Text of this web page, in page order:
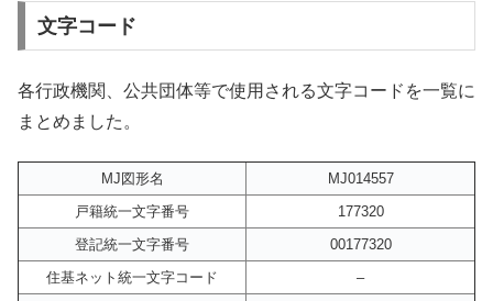
文字コード
各行政機関、公共団体等で使用される文字コードを一覧に
まとめました。
MJ図形名
MJ014557
戸籍統一文字番号
177320
登記統一文字番号
00177320
住基ネット統一文字コード
–